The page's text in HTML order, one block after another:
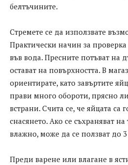
белтъчините.
Стремете се да използвате
Практически начин за
във вода. Пресните потъват на
остават на повърхността. В
ориентирате, като завъртите
прави много обороти, прясно
встрани. Счита се, че яйцата са
снасянето. Ако се съхраняват на
влажно, може да се ползват до
Преди варене или влагане в